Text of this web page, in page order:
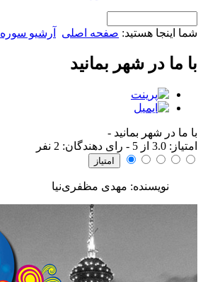
شما اینجا هستید: صفحه اصلی آرشیو سوره
با ما در شهر بمانید
با ما در شهر بمانید -
امتياز: 3.0 از 5 - رای دهندگان: 2 نفر
نویسنده: مهدی مظفری‌نیا